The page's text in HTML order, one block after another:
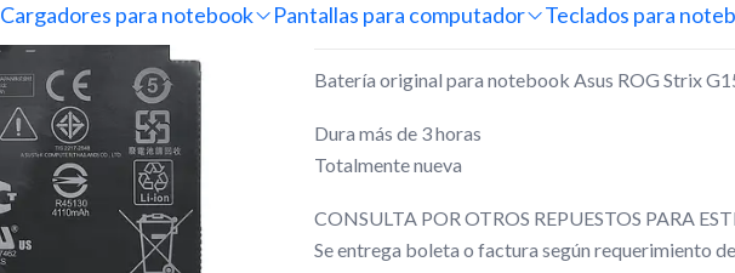
Cargadores para notebook Pantallas para computador Teclados para
DESCRIPCIÓN
Batería original para notebook Asus ROG Strix
Dura más de 3 horas
Totalmente nueva
CONSULTA POR OTROS REPUESTOS PARA
Se entrega boleta o factura según requerimiento